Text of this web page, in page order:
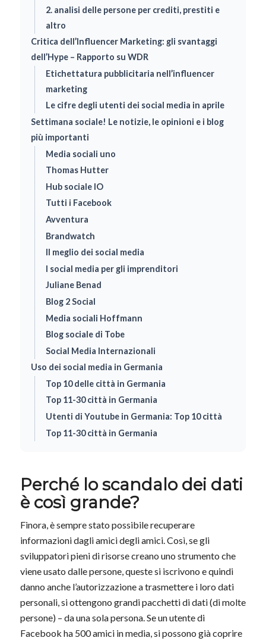
2. analisi delle persone per crediti, prestiti e
altro
Critica dell’Influencer Marketing: gli svantaggi
dell’Hype – Rapporto su WDR
Etichettatura pubblicitaria nell’influencer
marketing
Le cifre degli utenti dei social media in aprile
Settimana sociale! Le notizie, le opinioni e i blog
più importanti
Media sociali uno
Thomas Hutter
Hub sociale IO
Tutti i Facebook
Avventura
Brandwatch
Il meglio dei social media
I social media per gli imprenditori
Juliane Benad
Blog 2 Social
Media sociali Hoffmann
Blog sociale di Tobe
Social Media Internazionali
Uso dei social media in Germania
Top 10 delle città in Germania
Top 11-30 città in Germania
Utenti di Youtube in Germania: Top 10 città
Top 11-30 città in Germania
Perché lo scandalo dei dati
è così grande?
Finora, è sempre stato possibile recuperare
informazioni dagli amici degli amici. Così, se gli
sviluppatori pieni di risorse creano uno strumento che
viene usato dalle persone, queste si iscrivono e quindi
danno anche l’autorizzazione a trasmettere i loro dati
personali, si ottengono grandi pacchetti di dati (di molte
persone) – da una sola persona. Se un utente di
Facebook ha 500 amici in media, si possono già coprire